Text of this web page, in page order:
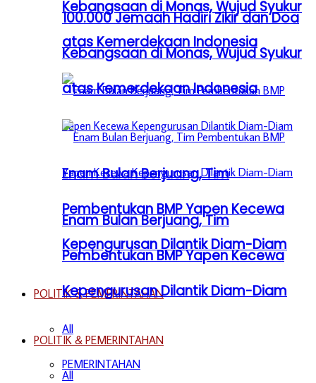
Kebangsaan di Monas, Wujud Syukur
atas Kemerdekaan Indonesia
Enam Bulan Berjuang, Tim
Pembentukan BMP Yapen Kecewa
Kepengurusan Dilantik Diam-Diam
POLITIK & PEMERINTAHAN
All
PEMERINTAHAN
100.000 Jemaah Hadiri Zikir dan Doa
Kebangsaan di Monas, Wujud Syukur
atas Kemerdekaan Indonesia
Enam Bulan Berjuang, Tim
Pembentukan BMP Yapen Kecewa
Kepengurusan Dilantik Diam-Diam
POLITIK & PEMERINTAHAN
All